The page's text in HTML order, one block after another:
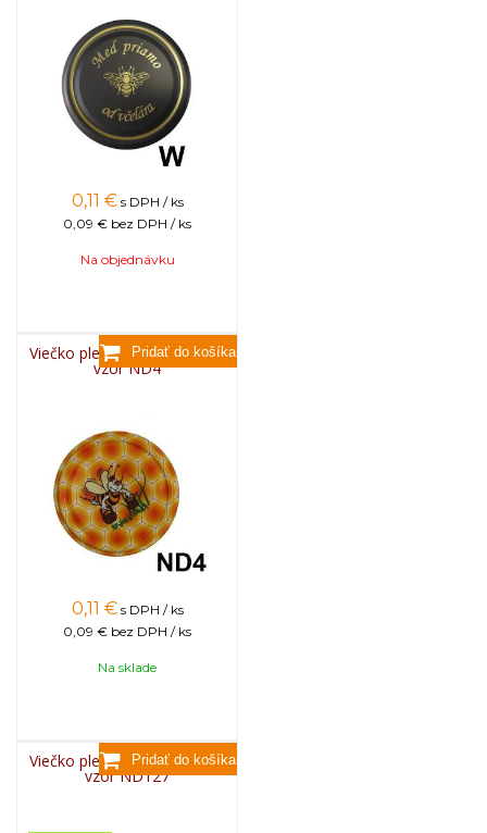
0,11 € s DPH / ks
0,09 € bez DPH / ks
Na objednávku
Viečko plechové TWIST 82 -
vzor ND4
0,11 € s DPH / ks
0,09 € bez DPH / ks
Na sklade
Viečko plechové TWIST 82 -
vzor ND127